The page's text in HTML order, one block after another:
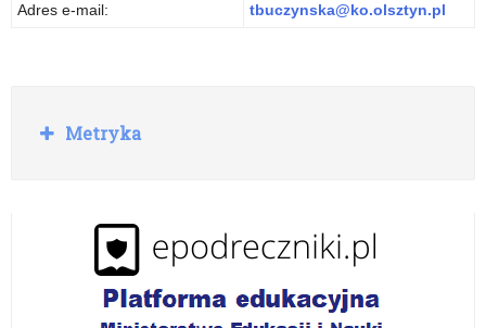
Adres e-mail: tbuczynska@ko.olsztyn.pl
R
o
Metryka